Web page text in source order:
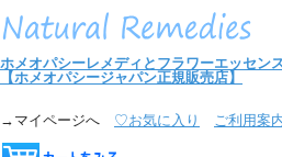
ホメオパシーレメディとフラワーエッセン
【ホメオパシージャパン正規販売店】
→マイページへ ♡お気に入り ご利用案